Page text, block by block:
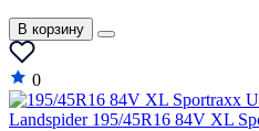
Maruti
Maybach
В корзину
0
Landspider 195/45R16 84V XL